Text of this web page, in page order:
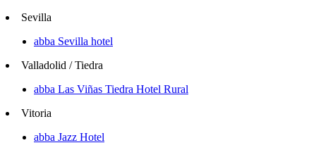
Sevilla
abba Sevilla hotel
Valladolid / Tiedra
abba Las Viñas Tiedra Hotel Rural
Vitoria
abba Jazz Hotel